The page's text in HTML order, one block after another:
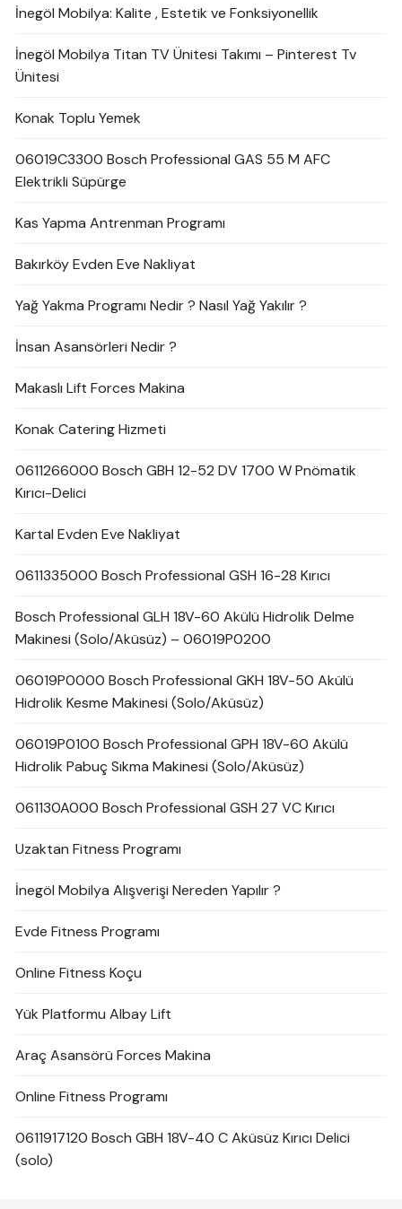
İnegöl Mobilya: Kalite , Estetik ve Fonksiyonellik
İnegöl Mobilya Titan TV Ünitesi Takımı – Pinterest Tv
Ünitesi
Konak Toplu Yemek
06019C3300 Bosch Professional GAS 55 M AFC
Elektrikli Süpürge
Kas Yapma Antrenman Programı
Bakırköy Evden Eve Nakliyat
Yağ Yakma Programı Nedir ? Nasıl Yağ Yakılır ?
İnsan Asansörleri Nedir ?
Makaslı Lift Forces Makina
Konak Catering Hizmeti
0611266000 Bosch GBH 12-52 DV 1700 W Pnömatik
Kırıcı-Delici
Kartal Evden Eve Nakliyat
0611335000 Bosch Professional GSH 16-28 Kırıcı
Bosch Professional GLH 18V-60 Akülü Hidrolik Delme
Makinesi (Solo/Aküsüz) – 06019P0200
06019P0000 Bosch Professional GKH 18V-50 Akülü
Hidrolik Kesme Makinesi (Solo/Aküsüz)
06019P0100 Bosch Professional GPH 18V-60 Akülü
Hidrolik Pabuç Sıkma Makinesi (Solo/Aküsüz)
061130A000 Bosch Professional GSH 27 VC Kırıcı
Uzaktan Fitness Programı
İnegöl Mobilya Alışverişi Nereden Yapılır ?
Evde Fitness Programı
Online Fitness Koçu
Yük Platformu Albay Lift
Araç Asansörü Forces Makina
Online Fitness Programı
0611917120 Bosch GBH 18V-40 C Aküsüz Kırıcı Delici
(solo)